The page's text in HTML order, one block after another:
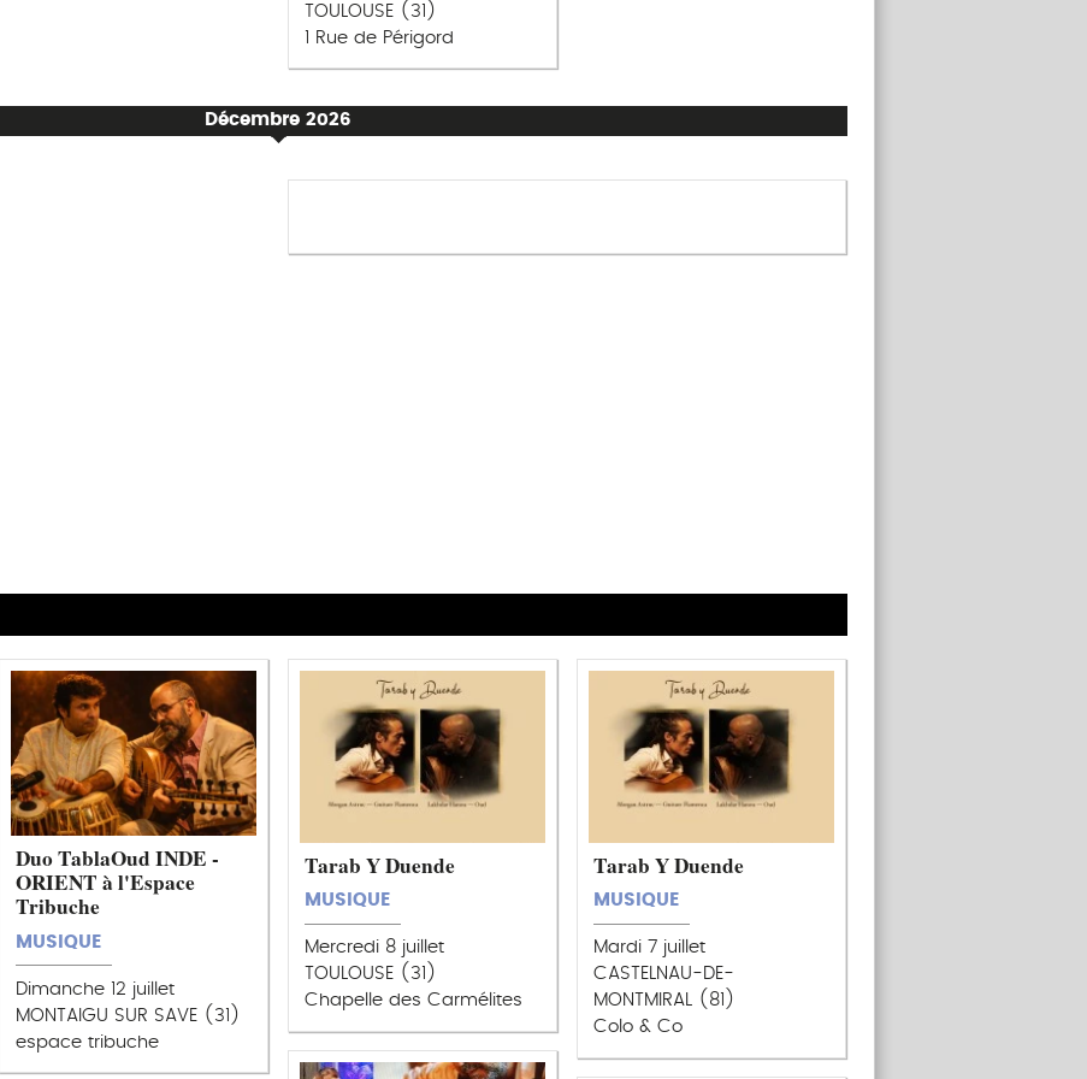
TOULOUSE (31)
1 Rue de Périgord
Décembre 2026
Duo TablaOud INDE -
ORIENT à l'Espace
Tribuche
MUSIQUE
Dimanche 12 juillet
MONTAIGU SUR SAVE (31)
espace tribuche
Tarab Y Duende
MUSIQUE
Mercredi 8 juillet
TOULOUSE (31)
Chapelle des Carmélites
Tarab Y Duende
MUSIQUE
Mardi 7 juillet
CASTELNAU-DE-
MONTMIRAL (81)
Colo & Co